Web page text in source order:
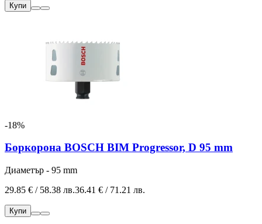
Купи
-18%
Боркорона BOSCH BIM Progressor, D 95 mm
Диаметър - 95 mm
29.85 € / 58.38 лв.36.41 € / 71.21 лв.
Купи